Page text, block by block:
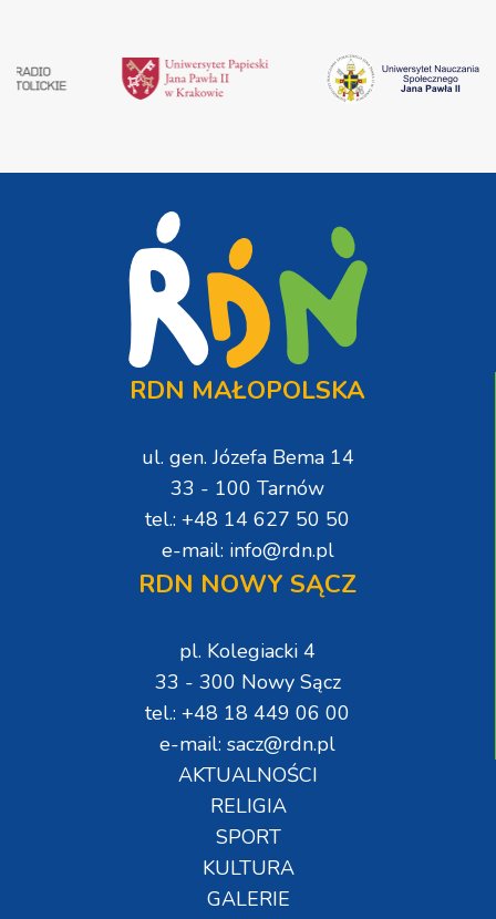
RDN MAŁOPOLSKA
ul. gen. Józefa Bema 14
33 - 100 Tarnów
tel.: +48 14 627 50 50
e-mail: info@rdn.pl
RDN NOWY SĄCZ
pl. Kolegiacki 4
33 - 300 Nowy Sącz
tel.: +48 18 449 06 00
e-mail: sacz@rdn.pl
AKTUALNOŚCI
RELIGIA
SPORT
KULTURA
GALERIE